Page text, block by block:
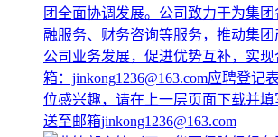
团全面协调发展。公司致力于为集
融服务、财务咨询等服务，推动集
公司业务发展，促进优势互补，实
箱：jinkong1236@163.com应聘登记
位感兴趣，请在上一层页面下载并
送至邮箱jinkong1236@163.com